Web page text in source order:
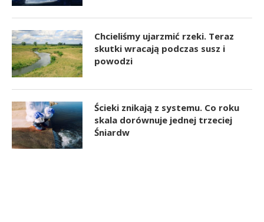
Chcieliśmy ujarzmić rzeki. Teraz
skutki wracają podczas susz i
powodzi
Ścieki znikają z systemu. Co roku
skala dorównuje jednej trzeciej
Śniardw